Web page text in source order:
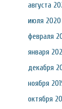
августа
июля 2020
февраля
января
декабря
ноября
октября